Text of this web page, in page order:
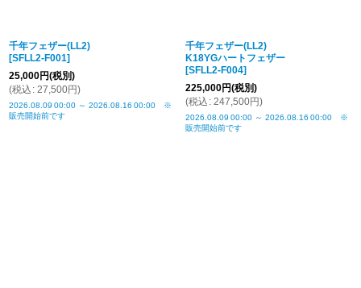
千年フェザー(LL2)
[SFLL2-F001]
25,000円(税別)
(税込 : 27,500円)
2026.08.09 00:00 ～ 2026.08.16 00:00 ※
販売開始前です
千年フェザー(LL2)
K18YGハートフェザー
[SFLL2-F004]
225,000円(税別)
(税込 : 247,500円)
2026.08.09 00:00 ～ 2026.08.16 00:00 ※
販売開始前です